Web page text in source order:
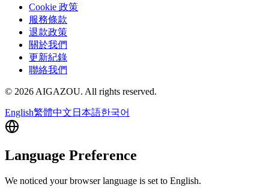
Cookie 政策
服務條款
退款政策
關於我們
更新紀錄
聯絡我們
© 2026 AIGAZOU. All rights reserved.
English繁體中文 日本語한국어
Language Preference
We noticed your browser language is set to English.